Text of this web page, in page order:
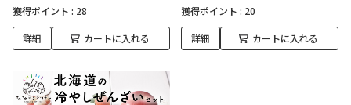
獲得ポイント : 28
詳細 カートに入れる
獲得ポイント : 20
詳細 カートに入れる